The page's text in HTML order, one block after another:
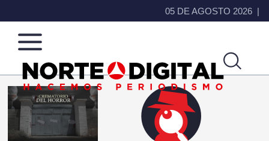
05 DE AGOSTO 2026
Norte
de
Ciudad
Más
que
noticias,